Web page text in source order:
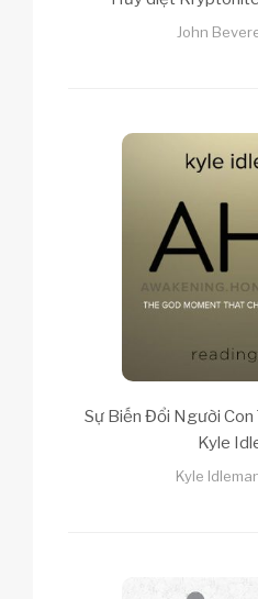
John
Sự Biến Đổi Người
Kyle
Kyle